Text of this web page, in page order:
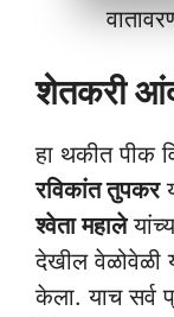
शेतकरी
हा थकीत पीक
रविकांत तुपकर
श्वेता महाले
देखील वेळोवेळी
केला. याच सर्व